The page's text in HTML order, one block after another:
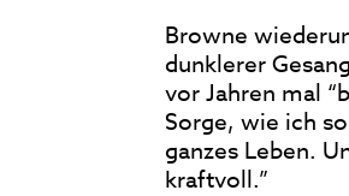
Browne
dunklerer
vor Jahren mal
Sorge, wie ich
ganzes Leben.
kraftvoll.”